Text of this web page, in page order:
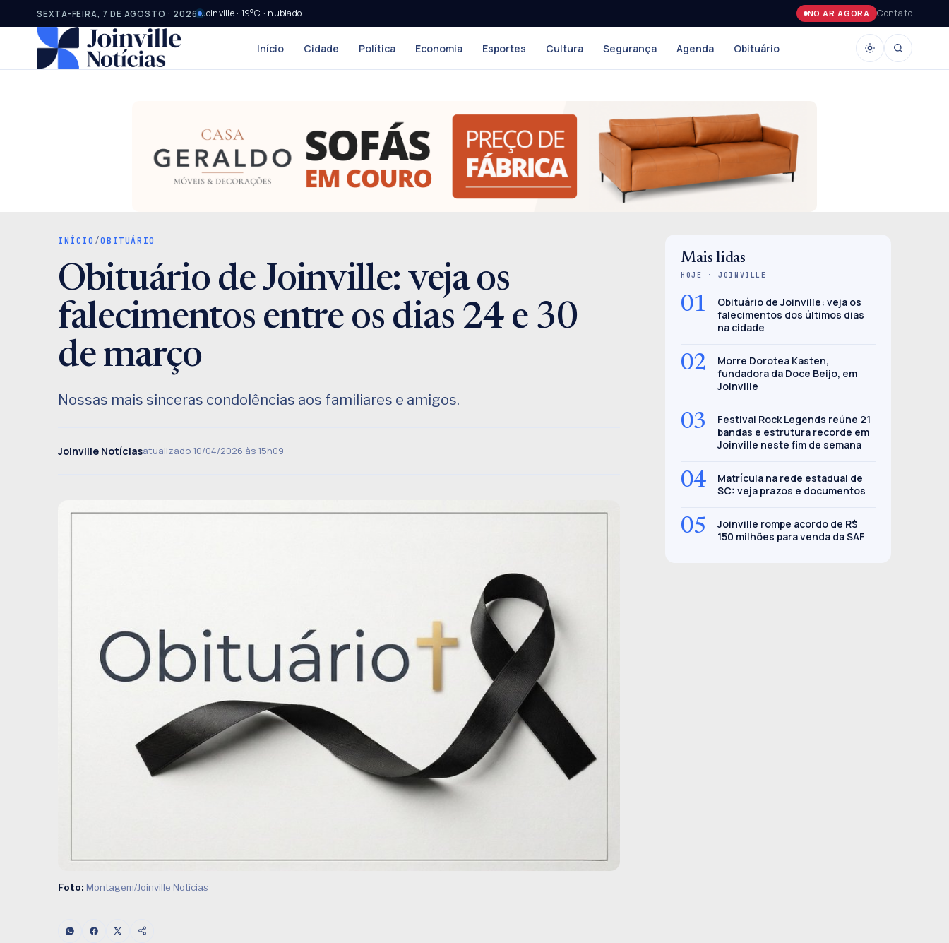
SEXTA-FEIRA, 7 DE AGOSTO · 2026 Joinville · 19°C · nublado NO AR AGORA Contato
Início Cidade Política Economia Esportes Cultura Segurança Agenda Obituário
INÍCIO /OBITUÁRIO
Obituário de Joinville: veja os
falecimentos entre os dias 24 e 30
de março
Nossas mais sinceras condolências aos familiares e amigos.
Joinville Notíciasatualizado 10/04/2026 às 15h09
Foto: Montagem/Joinville Notícias
Mais lidas
HOJE · JOINVILLE
01
Obituário de Joinville: veja os
falecimentos dos últimos dias
na cidade
02
Morre Dorotea Kasten,
fundadora da Doce Beijo, em
Joinville
03
Festival Rock Legends reúne 21
bandas e estrutura recorde em
Joinville neste fim de semana
04
Matrícula na rede estadual de
SC: veja prazos e documentos
05
Joinville rompe acordo de R$
150 milhões para venda da SAF